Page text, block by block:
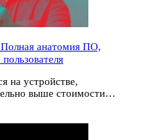
анатомия ПО,
на устройстве,
выше стоимости…